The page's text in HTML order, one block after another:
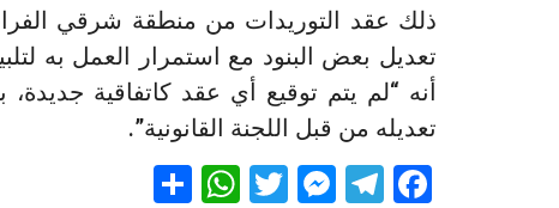
ذلك عقد التوريدات من منطقة شرقي
تعديل بعض البنود مع استمرار العمل به
أنه “لم يتم توقيع أي عقد كاتفاقية
تعديله من قبل اللجنة القانونية”.
F
T
M
T
W